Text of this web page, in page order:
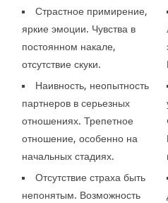
Страстное примирение,
яркие эмоции. Чувства в
постоянном накале,
отсутствие скуки.
Наивность, неопытность
партнеров в серьезных
отношениях. Трепетное
отношение, особенно на
начальных стадиях.
Отсутствие страха быть
непонятым. Возможность